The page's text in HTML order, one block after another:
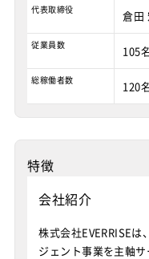
代表取締役 倉田
従業員数 105
総稼働者数 120
特徴
会社紹介
株式会社EVERRISE
ジェント事業を主軸サ